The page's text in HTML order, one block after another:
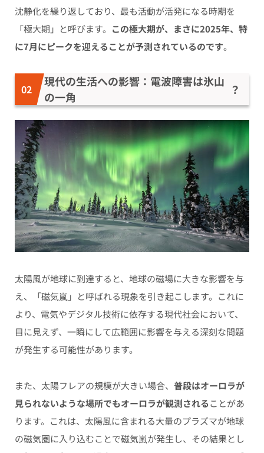
沈静化を繰り返しており、最も活動が活発になる時期を
「極大期」と呼びます。 この極大期が、まさに2025年、特
に7月にピークを迎えることが予測されているのです。
現代の生活への影響：電波障害は氷山
の一角
？
太陽風が地球に到達すると、地球の磁場に大きな影響を与
え、「磁気嵐」と呼ばれる現象を引き起こします。これに
より、電気やデジタル技術に依存する現代社会において、
目に見えず、一瞬にして広範囲に影響を与える深刻な問題
が発生する可能性があります。
また、太陽フレアの規模が大きい場合、 普段はオーロラが
見られないような場所でもオーロラが観測されることがあ
ります。これは、太陽風に含まれる大量のプラズマが地球
の磁気圏に入り込むことで磁気嵐が発生し、その結果とし